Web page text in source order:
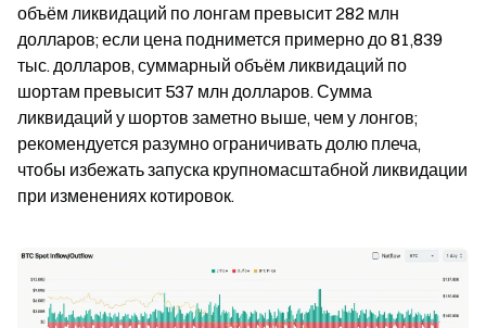
объём ликвидаций по лонгам превысит 282 млн
долларов; если цена поднимется примерно до 81,839
тыс. долларов, суммарный объём ликвидаций по
шортам превысит 537 млн долларов. Сумма
ликвидаций у шортов заметно выше, чем у лонгов;
рекомендуется разумно ограничивать долю плеча,
чтобы избежать запуска крупномасштабной ликвидации
при изменениях котировок.